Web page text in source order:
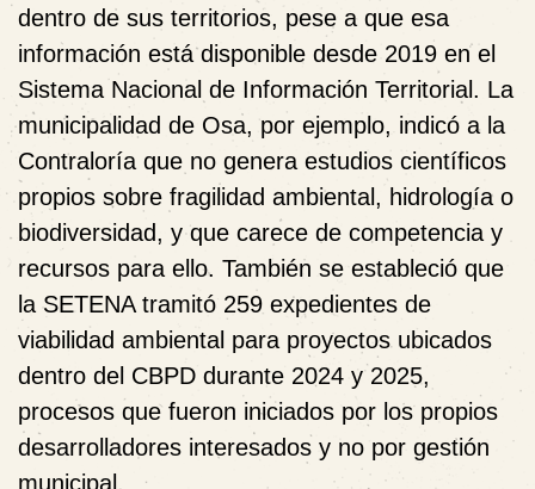
dentro de sus territorios, pese a que esa
información está disponible desde 2019 en el
Sistema Nacional de Información Territorial. La
municipalidad de Osa, por ejemplo, indicó a la
Contraloría que no genera estudios científicos
propios sobre fragilidad ambiental, hidrología o
biodiversidad, y que carece de competencia y
recursos para ello. También se estableció que
la SETENA tramitó 259 expedientes de
viabilidad ambiental para proyectos ubicados
dentro del CBPD durante 2024 y 2025,
procesos que fueron iniciados por los propios
desarrolladores interesados y no por gestión
municipal.